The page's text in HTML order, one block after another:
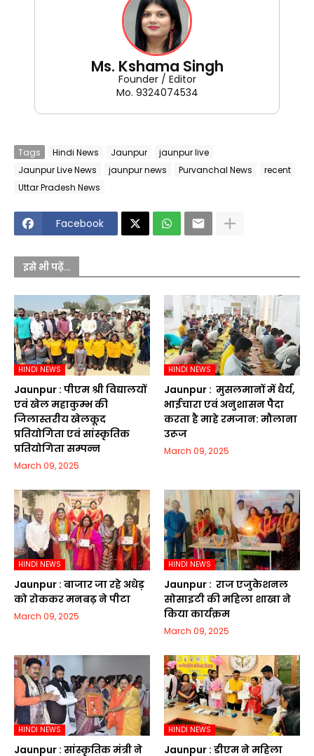
Ms. Kshama Singh
Founder / Editor
Mo. 9324074534
Tags Hindi News Jaunpur
jaunpur live
Jaunpur Live News
jaunpur news Purvanchal News
recent
Uttar Pradesh News
Facebook
इसे भी पढ़ें...
HINDI NEWS
Jaunpur :​ पीएम श्री विद्यालयों
एवं खेल महाकुम्भ की
जिलास्तरीय खेलकूद
प्रतियोगिता एवं सांस्कृतिक
प्रतियोगिता सम्पन्न
March 09, 2025
HINDI NEWS
Jaunpur : ​ मुसलमानों में धैर्य,
भाईचारा एवं अनुशासन पैदा
करता है माहे रमजान: मौलाना
उरूज
March 09, 2025
HINDI NEWS
Jaunpur :​ बाजार जा रहे अधेड़
को रोककर मनबढ़ ने पीटा
March 09, 2025
HINDI NEWS
Jaunpur : ​ ​राज एजुकेशनल
सोसाइटी की महिला शाखा ने
किया कार्यक्रम
March 09, 2025
HINDI NEWS
Jaunpur :​ सांस्कृतिक मंत्री ने
HINDI NEWS
Jaunpur :​ डीएम ने महिला